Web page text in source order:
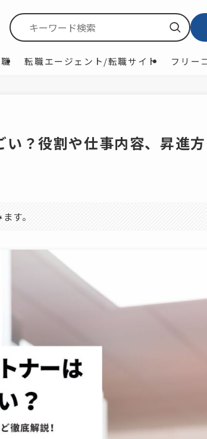
転職エージェント/転職サイト フリー
？役割や仕事内容、昇進方
す。